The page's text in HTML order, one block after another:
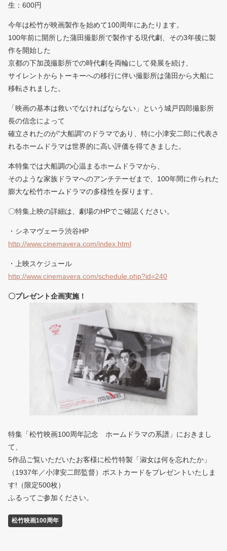
生：600円
今年は松竹が映画製作を始めて100周年にあたります。
100年前に開所した蒲田撮影所で製作する現代劇、その3年後に製
作を開始した
京都の下加茂撮影所での時代劇を両輪にして発展を続け、
サイレントからトーキーへの移行に伴い撮影所は蒲田から大船に
移転されました。
「映画の基本は救いでなければならない」という城戸四郎撮影所
長の信念によって
確立されたのが”大船調”のドラマであり、特に小津安二郎に代表さ
れるホームドラマは世界的に高い評価を得てきました。
本特集では大船調の心温まるホームドラマから、
そのような家族ドラマへのアンチテーゼまで、100年間に作られた
膨大な松竹ホームドラマの多様性を探ります。
〇特集上映の詳細は、劇場のHPでご確認ください。
・シネマヴェーラ渋谷HP
http://www.cinemavera.com/index.html
・上映スケジュール
http://www.cinemavera.com/schedule.php?id=240
〇プレゼント企画実施！
特集「松竹映画100周年記念 ホームドラマの系譜」におきまし
て、
5作品ご覧いただいたお客様に松竹特製「淑女は何を忘れたか」
（1937年／小津安二郎監督）ポストカードをプレゼントいたしま
す!（限定500枚）
ふるってご参加ください。
松竹映画100周年